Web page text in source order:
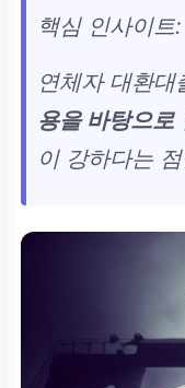
핵심 인사이트:
연체자 대환
용을 바탕으로
이 강하다는